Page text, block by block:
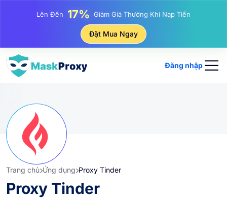
Lên Đến 17% Giảm Giá Thưởng Khi Nạp Tiền
25%Giảm Giá Khi Mua Hàng IP Tĩnh
Lên Đến
Đặt Mua Ngay
Đăng nhập
Trang chủ Ứng dụng Proxy Tinder
Proxy Tinder